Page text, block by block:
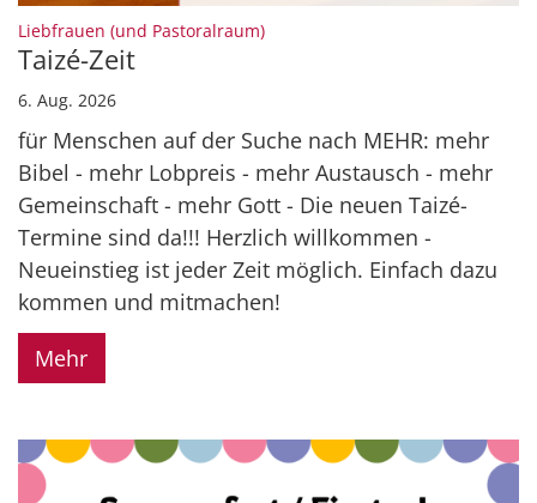
Liebfrauen (und Pastoralraum):
Taizé-Zeit
6. Aug. 2026
für Menschen auf der Suche nach MEHR: mehr
Bibel - mehr Lobpreis - mehr Austausch - mehr
Gemeinschaft - mehr Gott - Die neuen Taizé-
Termine sind da!!! Herzlich willkommen -
Neueinstieg ist jeder Zeit möglich. Einfach dazu
kommen und mitmachen!
Mehr